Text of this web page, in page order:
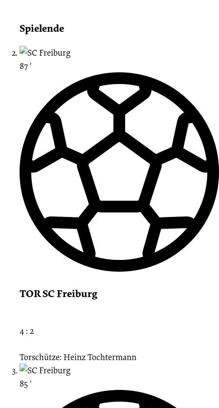
Spielende
87 ′
TOR SC Freiburg
4 : 2
Torschütze: Heinz Tochtermann
85 ′